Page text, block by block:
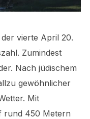
vierte April 20.
Zumindest
Nach jüdischem
gewöhnlicher
Mit
rund 450 Metern